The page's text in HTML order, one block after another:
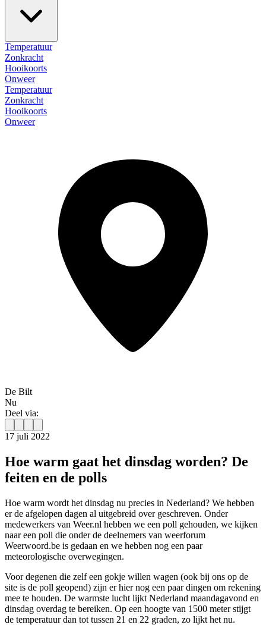
Temperatuur
Zonkracht
Hooikoorts
Onweer
Temperatuur
Zonkracht
Hooikoorts
Onweer
De Bilt
Nu
Deel via:
17 juli 2022
Hoe warm gaat het dinsdag worden? De
feiten en de polls
Hoe warm wordt het dinsdag nu precies in Nederland? We hebben
er de afgelopen dagen al uitgebreid over geschreven. Onder
medewerkers van Weer.nl hebben we een poll gehouden, we kijken
naar een poll die onder de deelnemers van weerforum
Weerwoord.be is gedaan en we hebben nog een paar
meteorologische overwegingen.
Voor degenen die zelf een gokje willen wagen (ook bij ons op de
site is de poll geopend) zijn er hier nog een paar dingen om rekening
mee te houden. De warmste lucht lijkt Nederland maandagavond en
dinsdag overdag te bereiken. Op een hoogte van 1500 meter stijgt
de temperatuur dan tot tussen 21 en 22 graden, zo lijkt het nu.